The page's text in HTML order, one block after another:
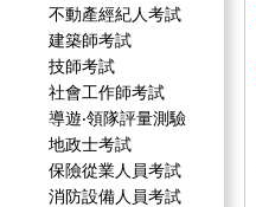
不動產經紀人考試
建築師考試
技師考試
社會工作師‍考試
導遊‧領隊評量測驗
地政士考試
保險從業人員考試
消防設備人員考試